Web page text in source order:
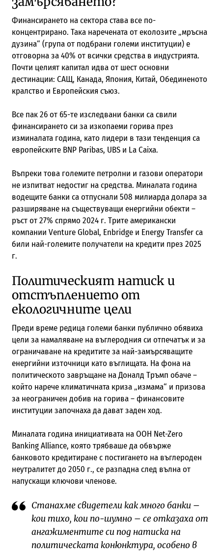
Финансирането на сектора става все по-
концентрирано. Така наречената от еколозите „мръсна
дузина“ (група от подбрани големи институции) е
отговорна за 40% от всички средства в индустрията.
Почти целият капитал идва от шест основни
дестинации: САЩ, Канада, Япония, Китай, Обединеното
кралство и Европейския съюз.
Все пак 26 от 65-те изследвани банки са свили
финансирането си за изкопаеми горива през
изминалата година, като лидери в тази тенденция са
европейските BNP Paribas, UBS и La Caixa.
Въпреки това големите петролни и газови оператори
не изпитват недостиг на средства. Миналата година
водещите банки са отпуснали 508 милиарда долара за
разширяване на съществуващи енергийни обекти –
ръст от 27% спрямо 2024 г. Трите американски
компании Venture Global, Enbridge и Energy Transfer са
били най-големите получатели на кредити през 2025
г.
Политическият натиск и
отстъплението от
екологичните цели
Преди време редица големи банки публично обявиха
цели за намаляване на въглеродния си отпечатък и за
ограничаване на кредитите за най-замърсяващите
енергийни източници като въглищата. На фона на
политическото завръщане на Доналд Тръмп обаче –
който нарече климатичната криза „измама“ и призова
за неограничен добив на горива – финансовите
институции започнаха да дават заден ход.
Миналата година инициативата на ООН Net-Zero
Banking Alliance, която трябваше да обвърже
банковото кредитиране с постигането на въглероден
неутралитет до 2050 г., се разпадна след вълна от
напускащи ключови членове.
Станахме свидетели как много банки –
кои тихо, кои по-шумно – се отказаха от
ангажиментите си под натиска на
политическата конюнктура, особено в